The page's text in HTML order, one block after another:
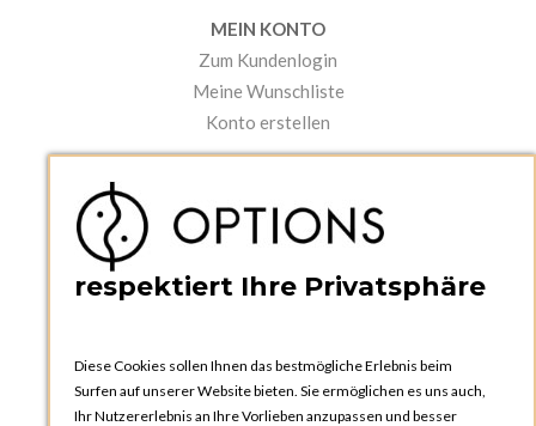
MEIN KONTO
Zum Kundenlogin
Meine Wunschliste
Konto erstellen
Kataloge und Bestellschein
Bedienungsanleitungen
respektiert Ihre Privatsphäre
Diese Cookies sollen Ihnen das bestmögliche Erlebnis beim
Surfen auf unserer Website bieten. Sie ermöglichen es uns auch,
Ihr Nutzererlebnis an Ihre Vorlieben anzupassen und besser